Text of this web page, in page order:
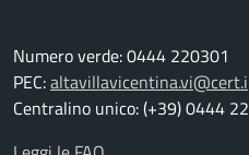
Numero verde: 0444 220301
PEC:
Centralino unico: (+39) 0444